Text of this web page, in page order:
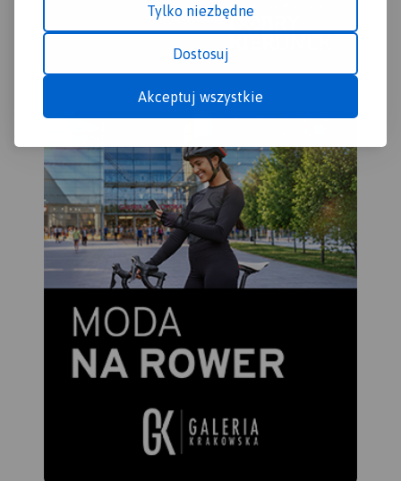
Tylko niezbędne
Dostosuj
Akceptuj wszystkie